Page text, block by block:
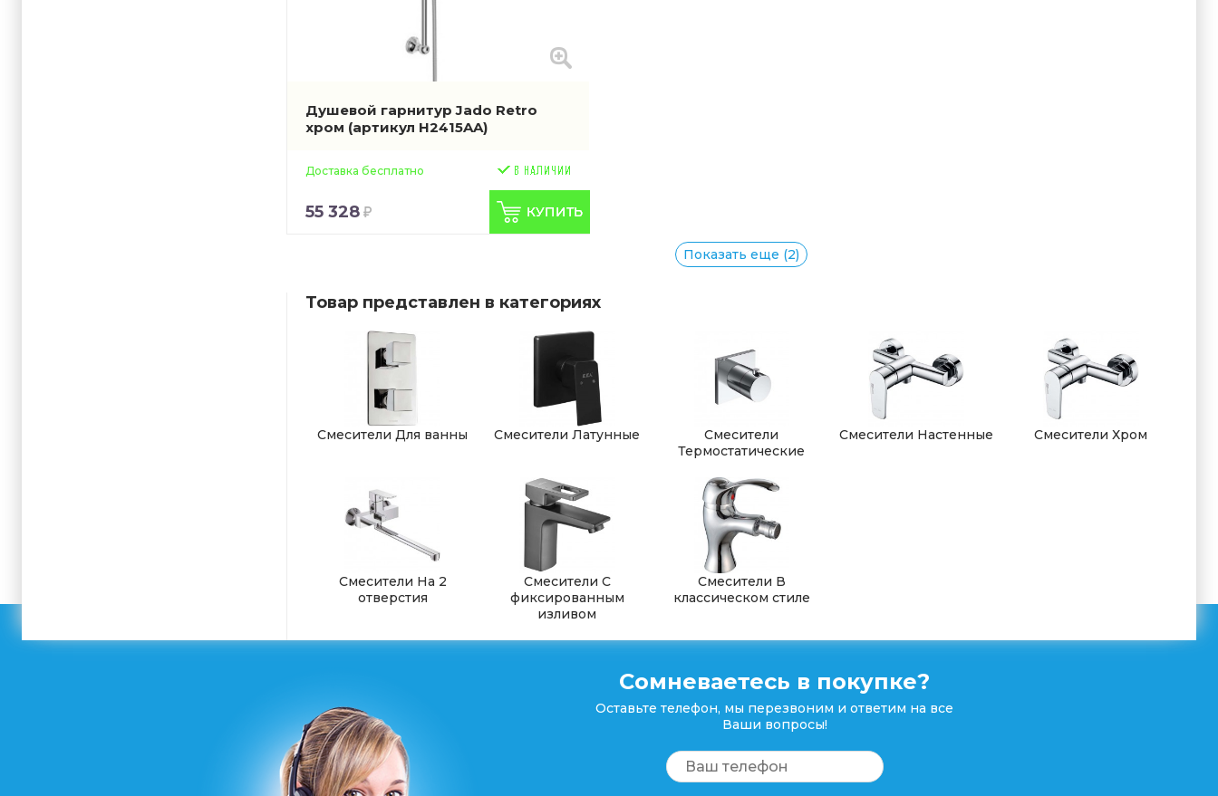
Душевой гарнитур Jado Retro
хром (артикул H2415AA)
Доставка бесплатно
55 328
Показать еще (2)
Товар представлен в категориях
Смесители Для ванны Смесители Латунные
Смесители
Термостатические
Смесители Настенные Смесители Хром
Смесители На 2
отверстия
Смесители С
фиксированным
изливом
Смесители В
классическом стиле
Сомневаетесь в покупке?
Оставьте телефон, мы перезвоним и ответим на все
Ваши вопросы!